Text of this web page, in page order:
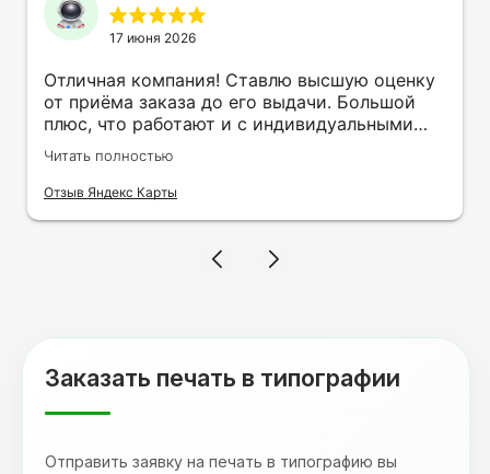
17 июня 2026
Отличная компания! Ставлю высшую оценку
от приёма заказа до его выдачи. Большой
плюс, что работают и с индивидуальными
заказами. Нелбходимо было нанести принт
на кружку в подарок. Заказ был исполнен
оперативно и ооочень красиво, даже не
терпеливость, отвечала на все мои вопросы.
Читать полностью
Отзыв Яндекс Карты
Заказать печать в типографии
Отправить заявку на печать в типографию вы